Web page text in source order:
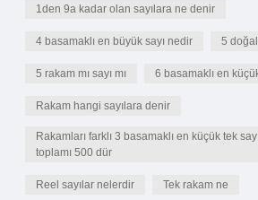
1den 9a kadar olan sayılara ne denir
4 basamaklı en büyük sayı nedir 5 doğal
5 rakam mı sayı mı 6 basamaklı en
Rakam hangi sayılara denir
Rakamları farklı 3 basamaklı en küçük tek
toplamı 500 dür
Reel sayılar nelerdir Tek rakam ne